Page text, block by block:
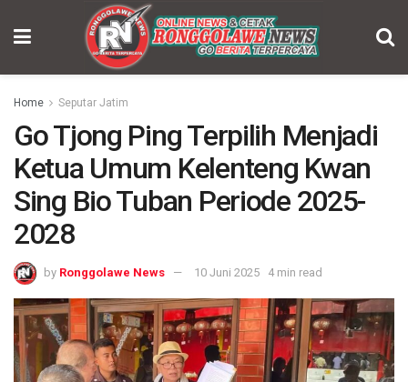
Home Seputar Jatim
Go Tjong Ping Terpilih Menjadi
Ketua Umum Kelenteng Kwan
Sing Bio Tuban Periode 2025-
2028
by Ronggolawe News 10 Juni 2025 4 min read